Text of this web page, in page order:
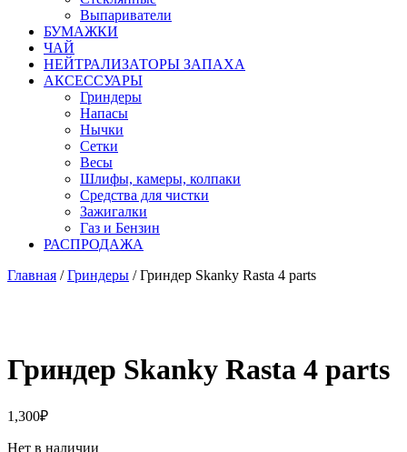
Выпариватели
БУМАЖКИ
ЧАЙ
НЕЙТРАЛИЗАТОРЫ ЗАПАХА
АКСЕССУАРЫ
Гриндеры
Напасы
Нычки
Сетки
Весы
Шлифы, камеры, колпаки
Средства для чистки
Зажигалки
Газ и Бензин
РАСПРОДАЖА
Главная /Гриндеры / Гриндер Skanky Rasta 4 parts
Гриндер Skanky Rasta 4 parts
1,300₽
Нет в наличии